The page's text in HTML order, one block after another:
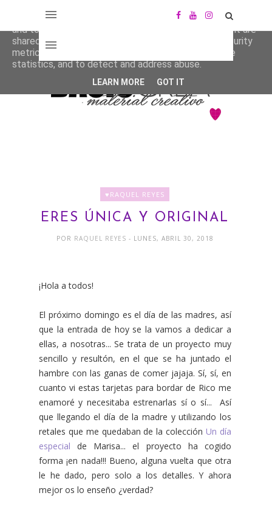
♥RAQUEL REYES
ERES ÚNICA Y ORIGINAL
POR RAQUEL REYES - LUNES, ABRIL 30, 2018
¡Hola a todos!
El próximo domingo es el día de las madres, así
que la entrada de hoy se la vamos a dedicar a
ellas, a nosotras... Se trata de un proyecto muy
sencillo y resultón, en el que se ha juntado el
hambre con las ganas de comer jajaja. Sí, sí, en
cuanto vi estas tarjetas para bordar de Rico me
enamoré y necesitaba estrenarlas sí o sí... Así
que llegando el día de la madre y utilizando los
retales que me quedaban de la colección Un día
especial de Marisa... el proyecto ha cogido
forma ¡en nada!!! Bueno, alguna vuelta que otra
le he dado, pero solo a los detalles. Y ahora
mejor os lo enseño ¿verdad?
This site uses cookies from Google to deliver its services
and to analyze traffic. Your IP address and user-agent are
shared with Google along with performance and security
metrics to ensure quality of service, generate usage
statistics, and to detect and address abuse.
LEARN MORE GOT IT